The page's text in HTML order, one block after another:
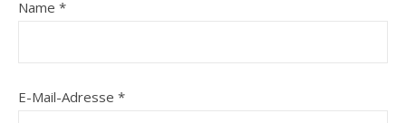
Name *
E-Mail-Adresse *